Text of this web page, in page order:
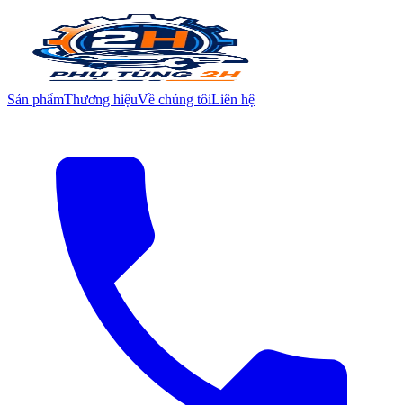
Sản phẩmThương hiệuVề chúng tôiLiên hệ